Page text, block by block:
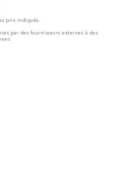
prix indiqués.
par des fournisseurs externes à des